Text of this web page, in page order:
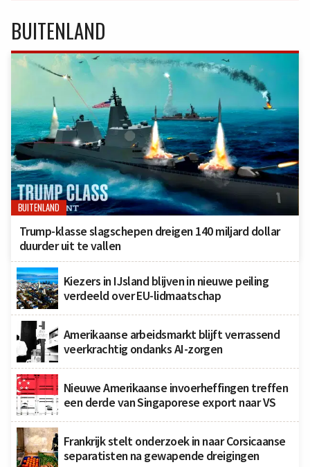
BUITENLAND
BUITENLAND
Trump-klasse slagschepen dreigen 140 miljard dollar
duurder uit te vallen
Kiezers in IJsland blijven in nieuwe peiling
verdeeld over EU-lidmaatschap
Amerikaanse arbeidsmarkt blijft verrassend
veerkrachtig ondanks AI-zorgen
Nieuwe Amerikaanse invoerheffingen treffen
een derde van Singaporese export naar VS
Frankrijk stelt onderzoek in naar Corsicaanse
separatisten na gewapende dreigingen